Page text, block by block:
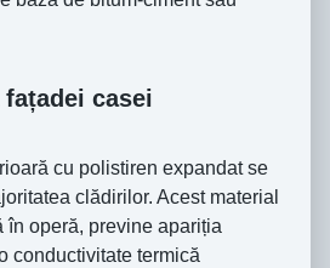
casei
cu polistiren expandat se
clădirilor. Acest material
în operă, previne apariția
conductivitate termică